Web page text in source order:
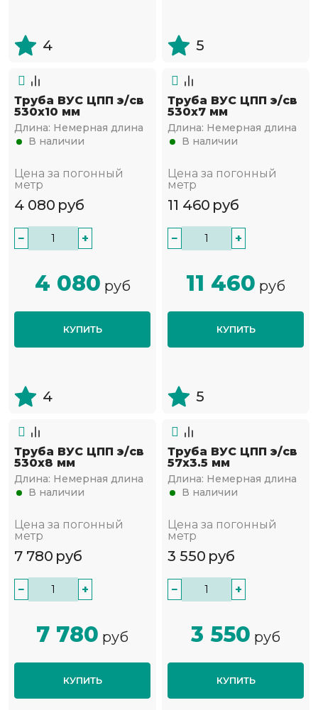
4 5
Труба ВУС ЦПП э/св
530х10 мм
Длина: Немерная длина
В наличии
Цена за погонный
метр
4 080 руб
− +
4 080 руб
КУПИТЬ
4
Труба ВУС ЦПП э/св
530х7 мм
Длина: Немерная длина
В наличии
Цена за погонный
метр
11 460 руб
− +
11 460 руб
КУПИТЬ
5
Труба ВУС ЦПП э/св
530х8 мм
Длина: Немерная длина
В наличии
Цена за погонный
метр
7 780 руб
− +
7 780 руб
КУПИТЬ
Труба ВУС ЦПП э/св
57х3.5 мм
Длина: Немерная длина
В наличии
Цена за погонный
метр
3 550 руб
− +
3 550 руб
КУПИТЬ